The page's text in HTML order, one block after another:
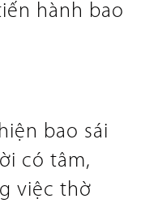
hành bao
bao sái
có tâm,
việc thờ